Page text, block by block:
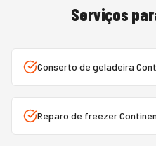
Serviços
Conserto de geladeira
Reparo de freezer